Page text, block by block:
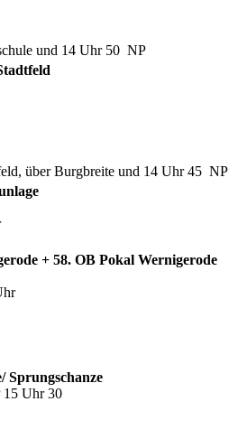
und 14 Uhr 50 NP
über Burgbreite und 14 Uhr 45 NP
+ 58. OB Pokal Wernigerode
Sprungschanze
Uhr 30